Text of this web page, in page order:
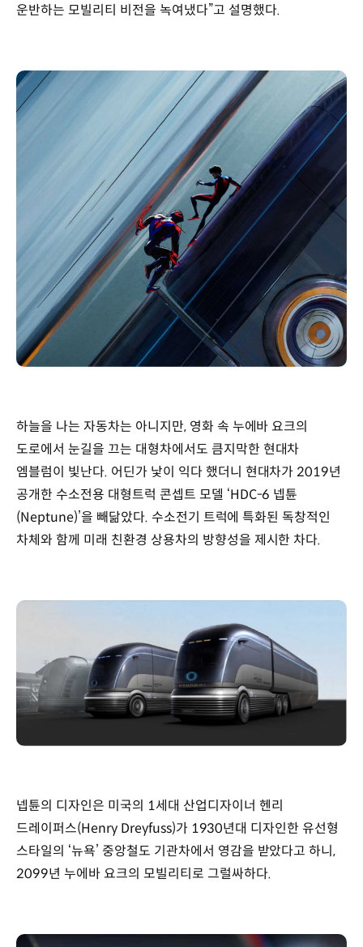
운반하는 모빌리티 비전을 녹여냈다”고 설명했다.
하늘을 나는 자동차는 아니지만, 영화 속 누에바 요크의
도로에서 눈길을 끄는 대형차에서도 큼지막한 현대차
엠블럼이 빛난다. 어딘가 낯이 익다 했더니 현대차가 2019년
공개한 수소전용 대형트럭 콘셉트 모델 ‘HDC-6 넵튠
(Neptune)’을 빼닮았다. 수소전기 트럭에 특화된 독창적인
차체와 함께 미래 친환경 상용차의 방향성을 제시한 차다.
넵튠의 디자인은 미국의 1세대 산업디자이너 헨리
드레이퍼스(Henry Dreyfuss)가 1930년대 디자인한 유선형
스타일의 ‘뉴욕’ 중앙철도 기관차에서 영감을 받았다고 하니,
2099년 누에바 요크의 모빌리티로 그럴싸하다.